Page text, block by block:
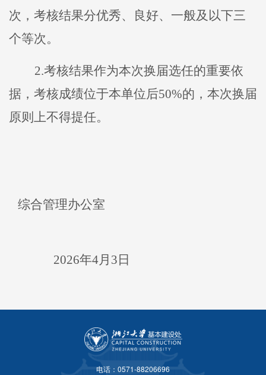
次，考核结果分优秀、良好、一般及以下三
个等次。
2.考核结果作为本次换届选任的重要依
据，考核成绩位于本单位后50%的， 本次换届
原则上不得提任。
综合管理办公室
2026年4月 3 日
电话：0571-88206696